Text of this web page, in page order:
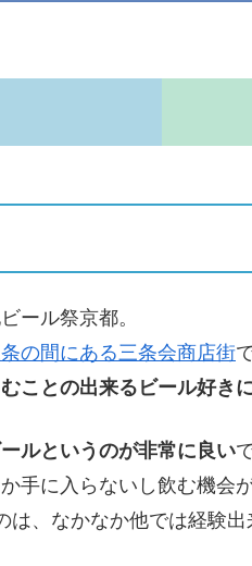
ール祭京都。
の間にある三条会商店街
ことの出来るビール好き
ルというのが非常に良い
手に入らないし飲む機会が
、なかなか他では経験出